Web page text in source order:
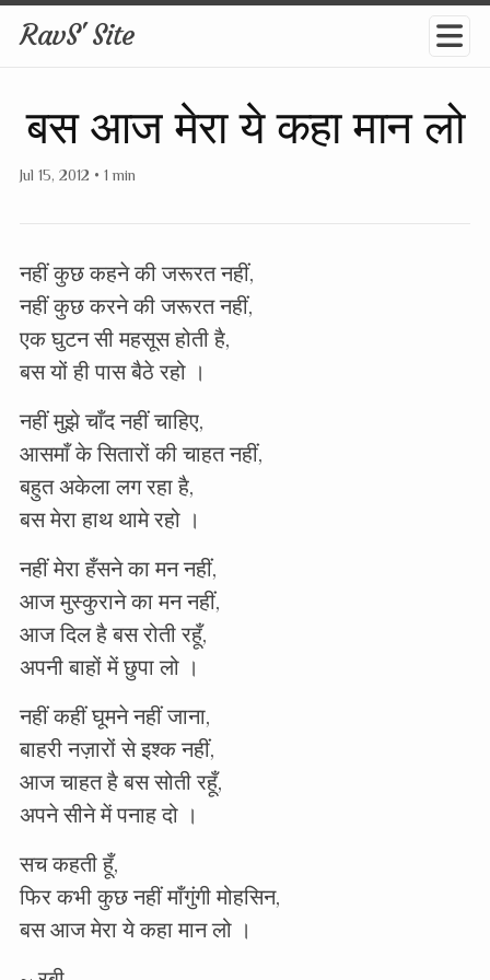
RavS' Site
बस आज मेरा ये कहा मान लो
Jul 15, 2012 • 1 min
नहीं कुछ कहने की जरूरत नहीं,
नहीं कुछ करने की जरूरत नहीं,
एक घुटन सी महसूस होती है,
बस यों ही पास बैठे रहो ।
नहीं मुझे चाँद नहीं चाहिए,
आसमाँ के सितारों की चाहत नहीं,
बहुत अकेला लग रहा है,
बस मेरा हाथ थामे रहो ।
नहीं मेरा हँसने का मन नहीं,
आज मुस्कुराने का मन नहीं,
आज दिल है बस रोती रहूँ,
अपनी बाहों में छुपा लो ।
नहीं कहीं घूमने नहीं जाना,
बाहरी नज़ारों से इश्क नहीं,
आज चाहत है बस सोती रहूँ,
अपने सीने में पनाह दो ।
सच कहती हूँ,
फिर कभी कुछ नहीं माँगुंगी मोहसिन,
बस आज मेरा ये कहा मान लो ।